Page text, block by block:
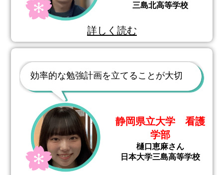
三島北高等学校
詳しく読む
効率的な勉強計画を立てることが大切
静岡県立大学 看護
学部
樋口恵麻さん
日本大学三島高等学校